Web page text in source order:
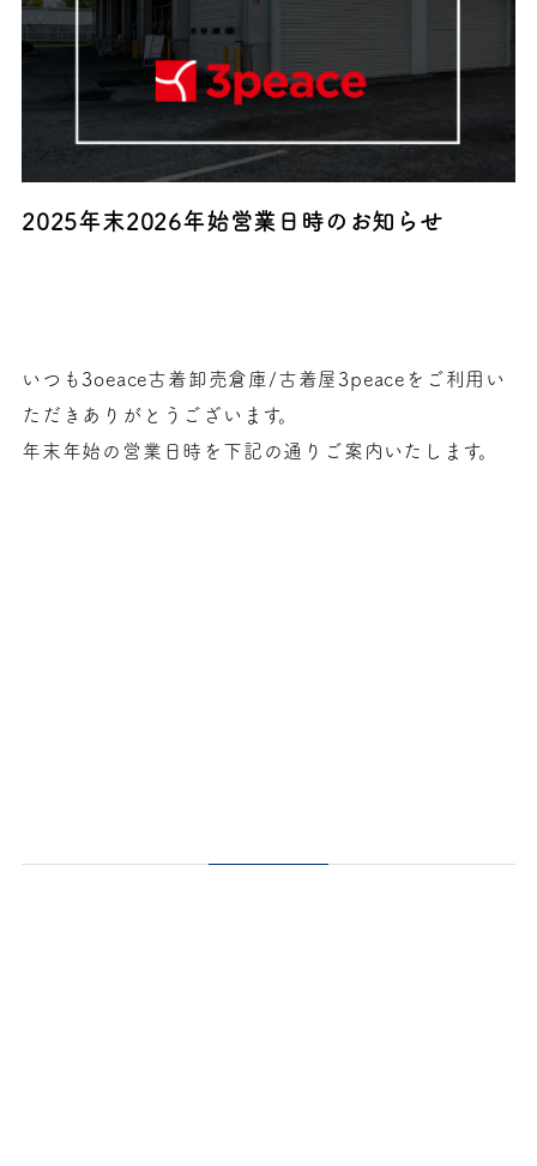
2025年末2026年始営業日時のお知らせ
いつも3oeace古着卸売倉庫/古着屋3peaceをご利用い
ただきありがとうございます。
年末年始の営業日時を下記の通りご案内いたします。